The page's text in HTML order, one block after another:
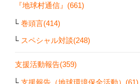
『地球村通信』(661)
巻頭言(414)
スペシャル対談(248)
支援活動報告(359)
支援報告（地球環境保全活動）(61)